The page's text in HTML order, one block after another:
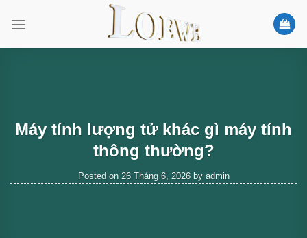
Máy tính lượng tử khác gì máy tính
thông thường?
Posted on 26 Tháng 6, 2026by admin